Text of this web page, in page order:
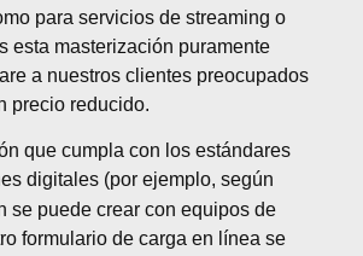
para servicios de streaming o
esta masterización puramente
a nuestros clientes preocupados
precio reducido.
que cumpla con los estándares
digitales (por ejemplo, según
se puede crear con equipos de
formulario de carga en línea se